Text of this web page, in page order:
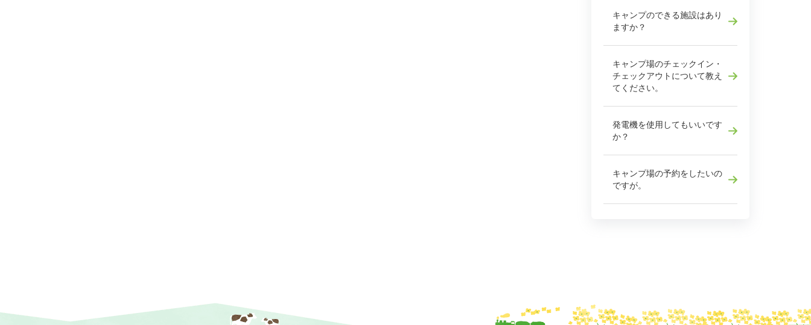
キャンプのできる施設はあり
ますか？
キャンプ場のチェックイン・
チェックアウトについて教え
てください。
発電機を使用してもいいです
か？
キャンプ場の予約をしたいの
ですが。